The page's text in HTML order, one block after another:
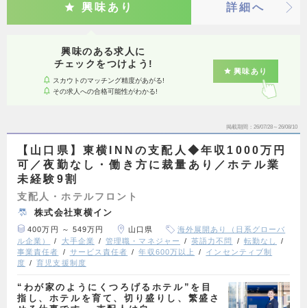
興味あり 詳細へ
興味のある求人に
チェックをつけよう!
スカウトのマッチング精度があがる!
その求人への合格可能性がわかる!
興味あり
掲載期間 26/07/28～26/08/10
【山口県】東横INNの支配人◆年収1000万円
可／夜勤なし・働き方に裁量あり／ホテル業
未経験9割
支配人・ホテルフロント
株式会社東横イン
400万円 ～ 549万円 山口県
海外展開あり（日系グローバ
ル企業）
大手企業 管理職・マネジャー 英語力不問
転勤なし
事業責任者
サービス責任者 年収600万以上
インセンティブ制
度
育児支援制度
“わが家のようにくつろげるホテル”を目
指し、ホテルを育て、切り盛りし、繁盛さ